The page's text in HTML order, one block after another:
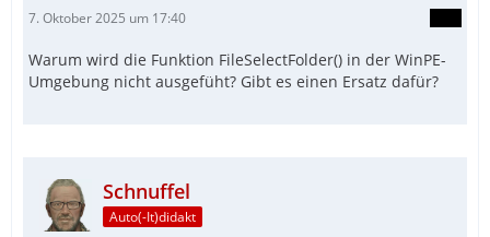
7. Oktober 2025 um 17:40
Warum wird die Funktion FileSelectFolder() in der WinPE-
Umgebung nicht ausgefüht? Gibt es einen Ersatz dafür?
Schnuffel
Auto(-It)didakt